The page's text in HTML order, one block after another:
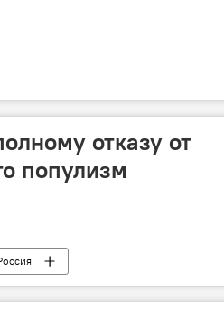
отказу от
популизм